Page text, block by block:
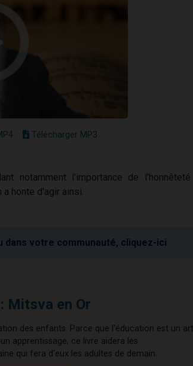
Télécharger MP3
notamment l'importance de
honte d'agir ainsi.
dans votre communauté, cliquez-ici
Mitsva en Or
des enfants. Parce que l'éducation est un art
apprentissage, ce livre aidera les
qui fera d'eux les adultes de demain.